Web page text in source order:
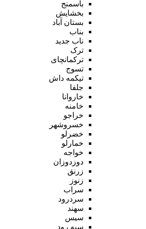
باسمنج
بخشایش
بستان آباد
بناب
ناب جدید
ترک
ترکمانچای
تسوج
تیکمه داش
جلفا
خاروانا
خامنه
خراجو
خسروشهر
خضرلو
خمارلو
خواجه
دوزدوزان
زرنق
زنوز
سراب
سردرود
سهند
سیس
سیه رود